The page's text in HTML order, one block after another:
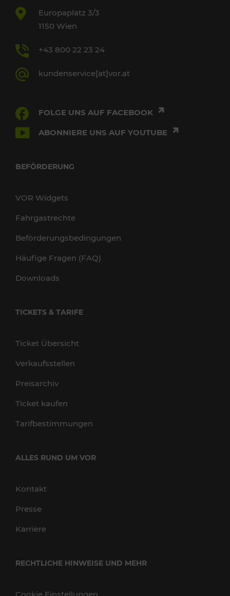
Europaplatz 3/3
1150 Wien
+43 800 22 23 24
kundenservice[at]vor.at
FOLGE UNS AUF FACEBOOK
ABONNIERE UNS AUF YOUTUBE
BEFÖRDERUNG
VOR Widgets
Fahrgastrechte
Beförderungsbedingungen
Häufige Fragen (FAQ)
Downloads
TICKETS & TARIFE
Ticket Übersicht
Verkaufsstellen
Preisarchiv
Ticket kaufen
Tarifbestimmungen
ALLES RUND UM VOR
Kontakt
Presse
Karriere
RECHTLICHE HINWEISE UND MEHR